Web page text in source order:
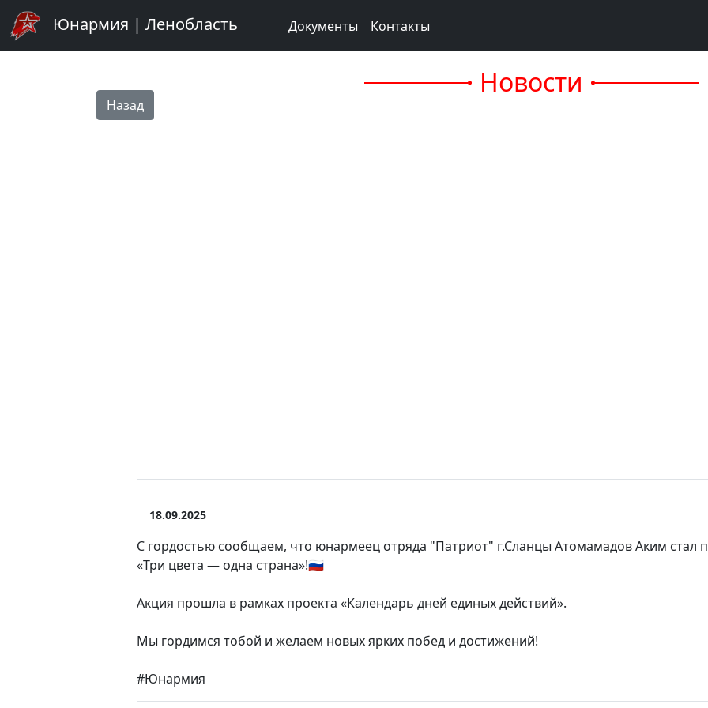
Юнармия | Ленобласть Документы Контакты
Новости
Назад
18.09.2025
С гордостью сообщаем, что юнармеец отряда "Патриот" г.Сланцы Атомамадов Аким стал
«Три цвета — одна страна»!🇷🇺
Акция прошла в рамках проекта «Календарь дней единых действий».
Мы гордимся тобой и желаем новых ярких побед и достижений!
#Юнармия